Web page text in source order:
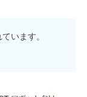
います。